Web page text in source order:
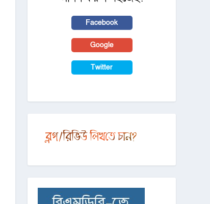
Facebook
Google
Twitter